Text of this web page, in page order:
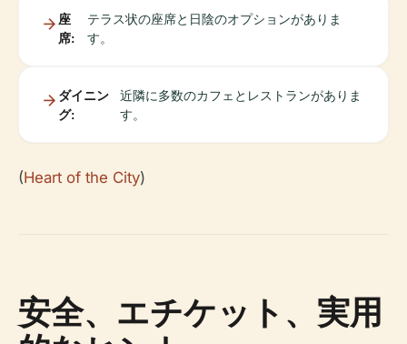
座
席:
テラス状の座席と日陰のオプションがありま
す。
ダイニン
グ:
近隣に多数のカフェとレストランがありま
す。
(Heart of the City)
安全、エチケット、実用